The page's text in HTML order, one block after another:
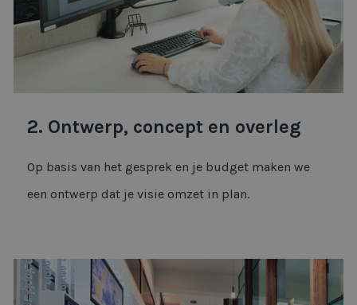
2. Ontwerp, concept en overleg
Op basis van het gesprek en je budget maken we
een ontwerp dat je visie omzet in plan.